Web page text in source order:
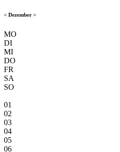
< Dezember >
MO
DI
MI
DO
FR
SA
SO
01
02
03
04
05
06